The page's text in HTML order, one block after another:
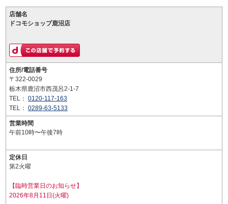
店舗名
ドコモショップ鹿沼店
住所/電話番号
〒322-0029
栃木県鹿沼市西茂呂2-1-7
TEL： 0120-117-163
TEL： 0289-63-5133
営業時間
午前10時〜午後7時
定休日
第2火曜
【臨時営業日のお知らせ】
2026年8月11日(火曜)